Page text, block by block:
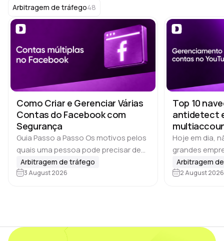
Arbitragem de tráfego48
Como Criar e Gerenciar Várias
Contas do Facebook com
Segurança
Guia Passo a Passo Os motivos pelos
quais uma pessoa pode precisar de
várias contas costumam variar. Se
falarmos de marketing nas redes
Arbitragem de tráfego
3 August 2026
Top 10
antidetect
YouTube
Hoje em dia,
grandes
gerenciam
Equipes de
Arbitragem
2 August 2026